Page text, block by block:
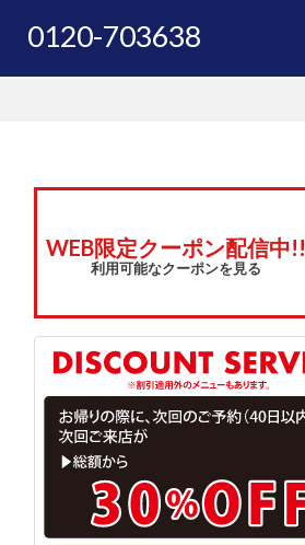
0120-703638
WEB限定クーポン配信中!!
利用可能なクーポンを見る